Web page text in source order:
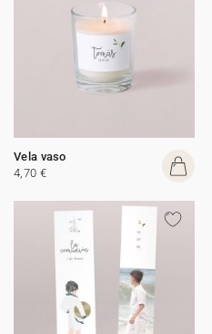
Vela vaso
4,70 €